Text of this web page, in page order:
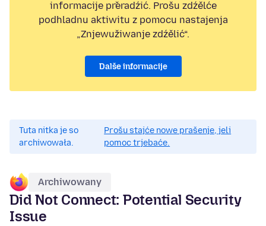
informacije přeradźić. Prošu zdźělće
podhladnu aktiwitu z pomocu nastajenja
„Znjewužiwanje zdźělić“.
Dalše informacije
Tuta nitka je so
archiwowała.
Prošu stajće nowe prašenje, jeli
pomoc trjebaće.
Archiwowany
Did Not Connect: Potential Security
Issue